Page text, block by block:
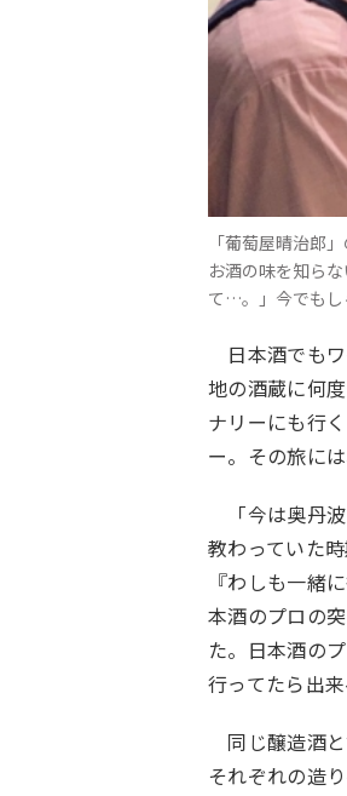
「葡萄屋晴治郎
お酒の味を知ら
て…。」今でもし
日本酒でも
地の酒蔵に何
ナリーにも行
ー。その旅に
「今は奥丹
教わっていた
『わしも一緒
本酒のプロの
た。日本酒の
行ってたら出
同じ醸造酒
それぞれの造